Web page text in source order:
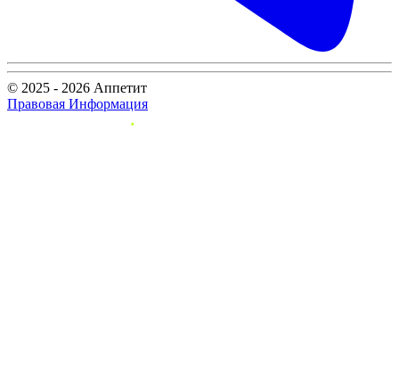
© 2025 - 2026 Аппетит
Правовая Информация